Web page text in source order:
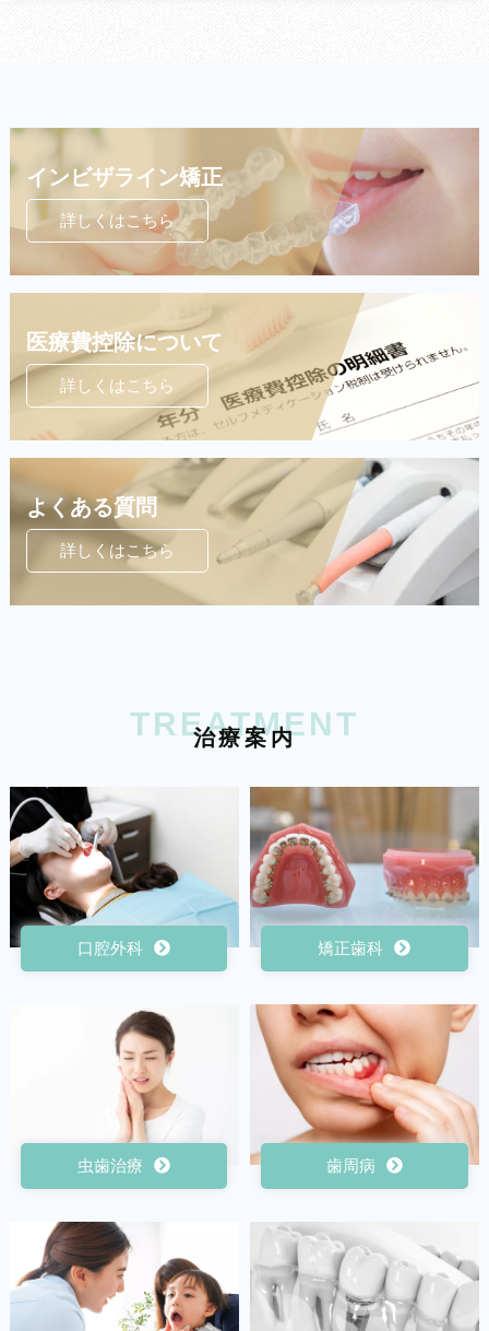
インビザライン矯正
詳しくはこちら
医療費控除について
詳しくはこちら
よくある質問
詳しくはこちら
TREATMENT
治療案内
口腔外科 矯正歯科
虫歯治療 歯周病